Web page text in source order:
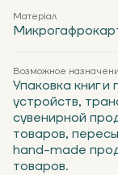
Матеріал
Возможное
Упаковка книг
устройств,
сувенирной
товаров,
hand-made
товаров.